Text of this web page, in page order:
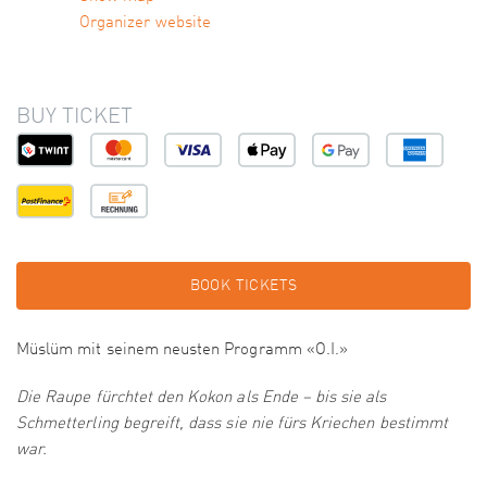
Organizer website
BUY TICKET
BOOK TICKETS
Müslüm mit seinem neusten Programm «O.I.»
Die Raupe fürchtet den Kokon als Ende – bis sie als
Schmetterling begreift, dass sie nie fürs Kriechen bestimmt
war.